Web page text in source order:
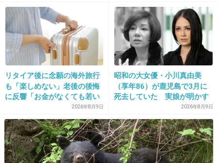
28. 匿名2013/04/04(木) 22:17:36
ムツゴロウさんは色んな動物と触れ合ってるか
ら
免疫力も人一倍強いんだろうね
+10 -0
29. 匿名2013/04/04(木) 23:40:02
プライベートでムツゴロウさん見たけど、テレビのイメー
る、日本で感じる“外国人差
別”のリアル
リタイア後に念願の海外旅行
も「楽しめない」老後の後悔
に反響「お金がなくても若い
うちに？」50代以上の切実な
声
2026年8月9日
昭和の大女優・小川真由美
（享年86）が鹿児島で3月に
死去していた 実娘が明かす
「毒母」の素顔と空白の晩年
2026年8月9日